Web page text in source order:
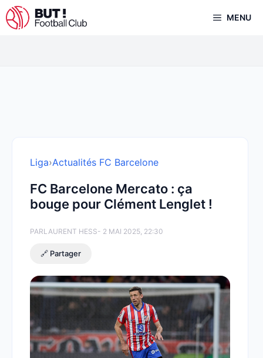
Aller
au
MENU
Liga›Actualités FC Barcelone
FC Barcelone Mercato : ça
bouge pour Clément Lenglet !
PARLAURENT HESS- 2 MAI 2025, 22:30
🔗 Partager